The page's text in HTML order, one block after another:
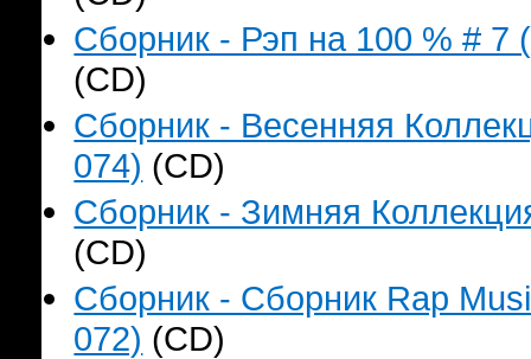
Сборник - Рэп на 100 % # 7
(CD)
Сборник - Весенняя
074) (CD)
Сборник - Зимняя
(CD)
Сборник - Сборник Rap
072) (CD)